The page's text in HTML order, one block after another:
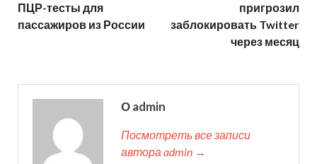
ПЦР-тесты для
пассажиров из России
пригрозил
заблокировать Twitter
через месяц
О admin
Посмотреть все записи
автора admin →